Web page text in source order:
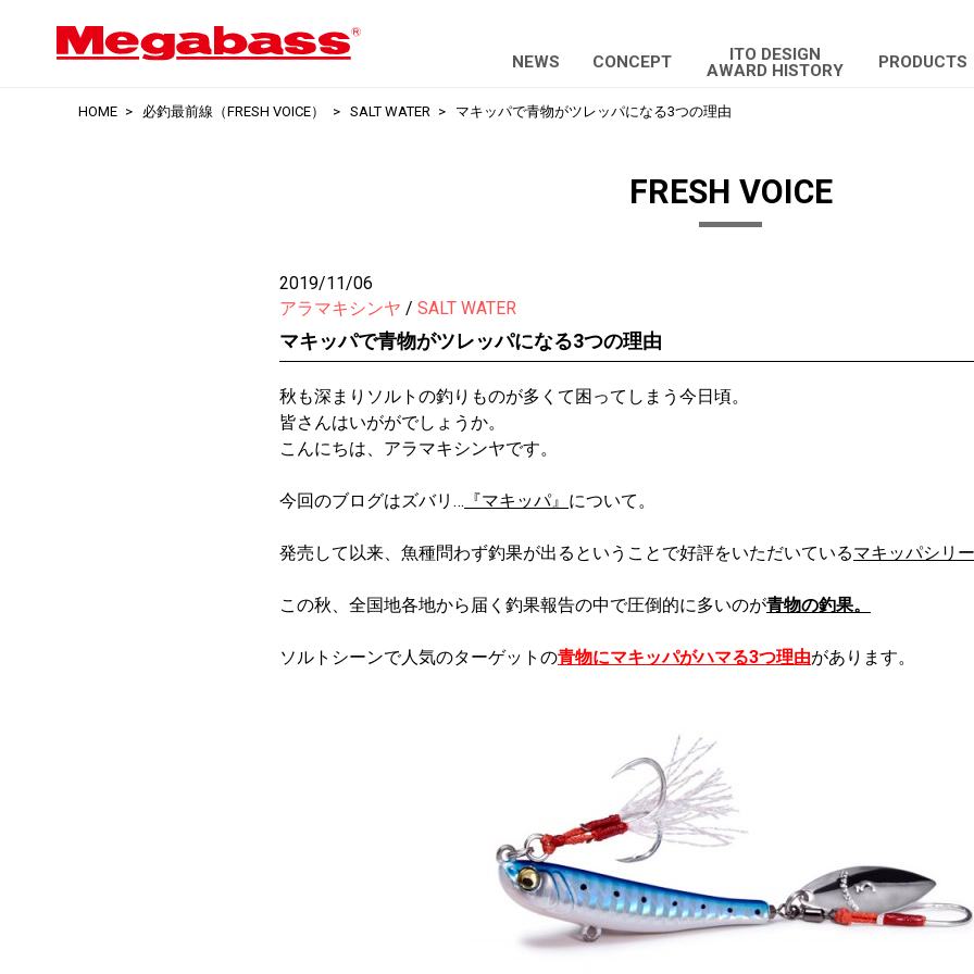
NEWS CONCEPT
ITO DESIGN
AWARD HISTORY
PRODUCTS
HOME 必釣最前線（FRESH VOICE） SALT WATER マキッパで青物がツレッパになる3つの理由
FRESH VOICE
2019/11/06
アラマキシンヤ
SALT WATER
マキッパで青物がツレッパになる3つの理由
秋も深まりソルトの釣りものが多くて困ってしまう今日頃。
皆さんはいががでしょうか。
こんにちは、アラマキシンヤです。
今回のブログはズバリ… 『マキッパ』 について。
発売して以来、魚種問わず釣果が出るということで好評をいただいているマキッパシリ
この秋、全国地各地から届く釣果報告の中で圧倒的に多いのが青物の釣果。
ソルトシーンで人気のターゲットの青物にマキッパがハマる3つ理由があります。